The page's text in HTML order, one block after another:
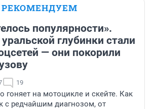
РЕКОМЕНДУЕМ
популярности».
глубинки стали
— они покорили
19
гоняет на мотоцикле и скейте. Как
с редчайшим диагнозом, от